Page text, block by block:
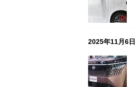
2025年11月6日